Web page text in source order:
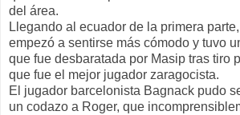
del área.
Llegando al ecuador de la primera
empezó a sentirse más cómodo y tuvo
que fue desbaratada por Masip tras tiro
que fue el mejor jugador zaragocista.
El jugador barcelonista Bagnack pudo
un codazo a Roger, que